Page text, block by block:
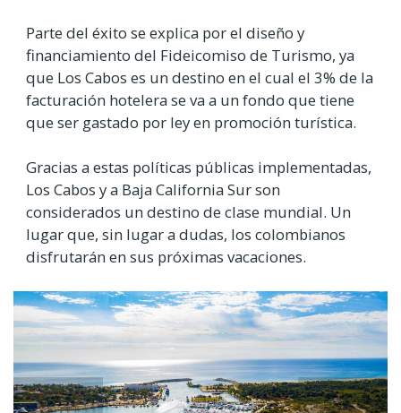
Parte del éxito se explica por el diseño y
financiamiento del Fideicomiso de Turismo, ya
que Los Cabos es un destino en el cual el 3% de la
facturación hotelera se va a un fondo que tiene
que ser gastado por ley en promoción turística.
Gracias a estas políticas públicas implementadas,
Los Cabos y a Baja California Sur son
considerados un destino de clase mundial. Un
lugar que, sin lugar a dudas, los colombianos
disfrutarán en sus próximas vacaciones.